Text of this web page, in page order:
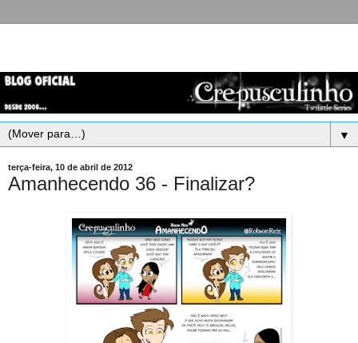
▼
terça-feira, 10 de abril de 2012
Amanhecendo 36 - Finalizar?